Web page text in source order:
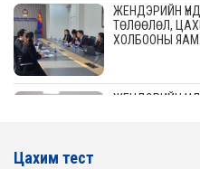
ЖЕНДЭРИЙН
ТӨЛӨӨЛӨЛ,
ХОЛБООНЫ
ЖЕНДЭРИЙН
Цахим тест